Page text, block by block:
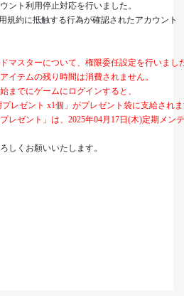
ント利用停止対応を行いました。
約に抵触する行為が確認されたアカウント
マスターについて、権限委任設定を行いまし
イテムの残り時間は消費されません。
までにゲームにログインすると、
レゼント x1個」がプレゼント袋に支給され
レゼント」は、2025年04月17日(木)定期メン
しくお願いいたします。